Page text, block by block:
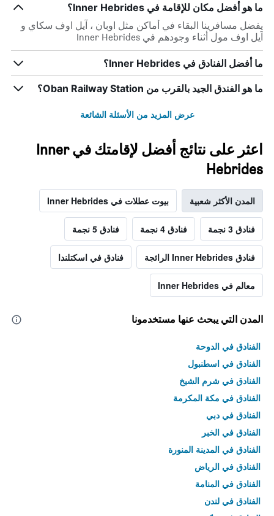
ما هو أفضل مكان للإقامة في Inner Hebrides؟
يفضل مسافرينا البقاء في أماكن مثل اوبان ، آيل اوف سكاي و
آيل اوف مول أثناء وجودهم في Inner Hebrides
ما أفضل الفنادق في Inner Hebrides؟
ما هو الفندق الجيد بالقرب من Oban Railway Station؟
عرض المزيد من الأسئلة الشائعة
اعثر على نتائج أفضل لإقامتك في Inner
Hebrides
المدن الأكثر شعبية بيوت عطلات في Inner Hebrides
فنادق 3 نجمة فنادق 4 نجمة فنادق 5 نجمة
فنادق Inner Hebrides الرائجة فنادق في اسكتلندا
معالم في Inner Hebrides
المدن التي يبحث عنها مستخدمونا
الفنادق في الدوحة
الفنادق في اسطنبول
الفنادق في شرم الشيخ
الفنادق في مكة المكرمة
الفنادق في دبي
الفنادق في الخبر
الفنادق في المدينة المنورة
الفنادق في الرياض
الفنادق في المنامة
الفنادق في لندن